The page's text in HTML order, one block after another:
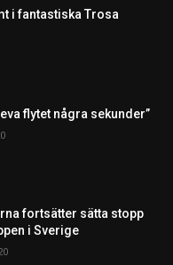
i fantastiska Trosa
flytet några sekunder”
fortsätter sätta stopp
i Sverige